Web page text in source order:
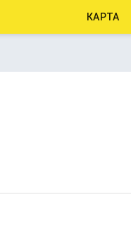
КАРТА